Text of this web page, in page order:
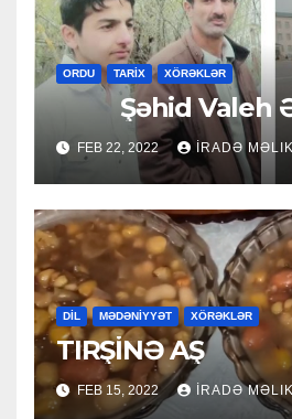
ORDU TARİX XÖRƏKLƏR
Şəhid Valeh
FEB 22, 2022 İRADƏ
DİL MƏDƏNİYYƏT XÖRƏKLƏR
TIRŞİNƏ AŞ
FEB 15, 2022 İRADƏ